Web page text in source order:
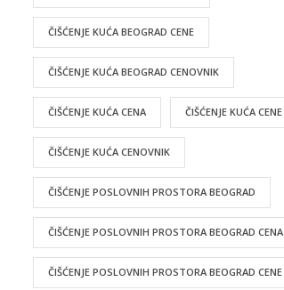
ČIŠĆENJE KUĆA BEOGRAD CENE
ČIŠĆENJE KUĆA BEOGRAD CENOVNIK
ČIŠĆENJE KUĆA CENA ČIŠĆENJE KUĆA CENE
ČIŠĆENJE KUĆA CENOVNIK
ČIŠĆENJE POSLOVNIH PROSTORA BEOGRAD
ČIŠĆENJE POSLOVNIH PROSTORA BEOGRAD CENA
ČIŠĆENJE POSLOVNIH PROSTORA BEOGRAD CENE